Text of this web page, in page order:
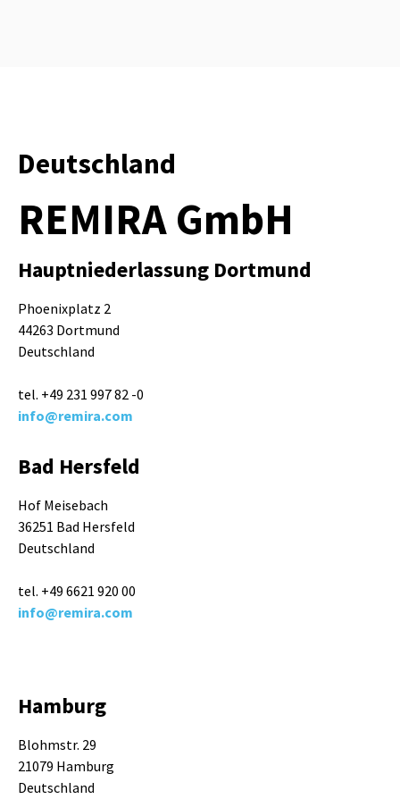
Deutschland
REMIRA GmbH
Hauptniederlassung Dortmund
Phoenixplatz 2
44263 Dortmund
Deutschland
tel. +49 231 997 82 -0
info@remira.com
Bad Hersfeld
Hof Meisebach
36251 Bad Hersfeld
Deutschland
tel. +49 6621 920 00
info@remira.com
Hamburg
Blohmstr. 29
21079 Hamburg
Deutschland